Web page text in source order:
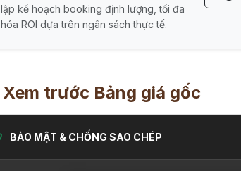
lập kế hoạch booking định lượng, tối đa
hóa ROI dựa trên ngân sách thực tế.
Xem trước Bảng giá gốc
BẢO MẬT & CHỐNG SAO CHÉP